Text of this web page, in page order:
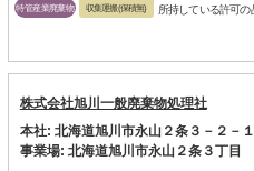
特管産業廃棄物 収集運搬(保積無) 所持している許可
株式会社旭川一般廃棄物処理社
本社: 北海道旭川市永山２条３－２－
事業場: 北海道旭川市永山２条３丁目